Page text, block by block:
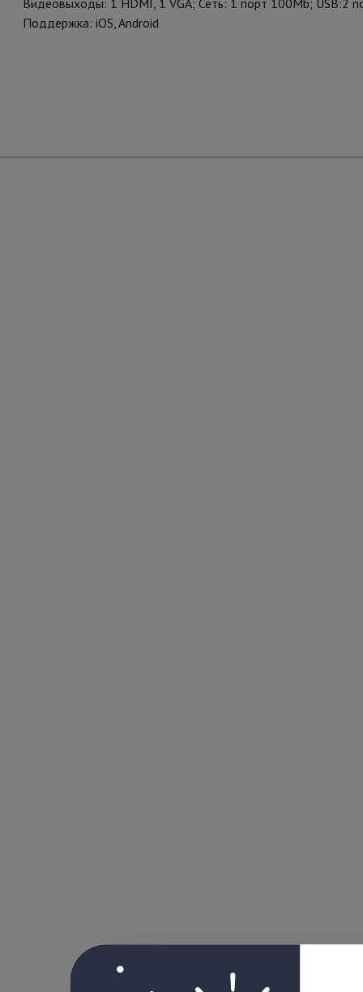
Видеовыходы: 1 HDMI, 1 VGA; Сеть: 1 порт 100Mb; USB:2
Поддержка: iOS, Android